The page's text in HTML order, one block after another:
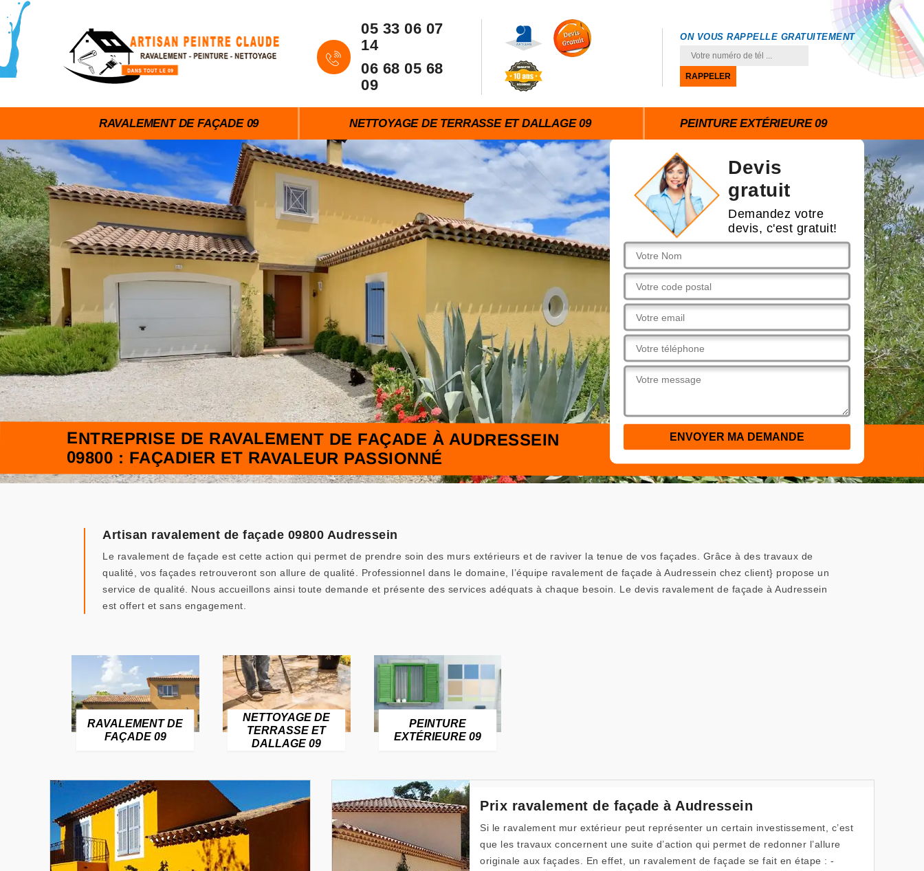
05 33 06 07
14
06 68 05 68
09
ON VOUS RAPPELLE GRATUITEMENT
RAVALEMENT DE FAÇADE 09 NETTOYAGE DE TERRASSE ET DALLAGE 09 PEINTURE EXTÉRIEURE 09
Devis
gratuit
Demandez votre
devis, c'est gratuit!
ENTREPRISE DE RAVALEMENT DE FAÇADE À AUDRESSEIN
09800 : FAÇADIER ET RAVALEUR PASSIONNÉ
Artisan ravalement de façade 09800 Audressein
Le ravalement de façade est cette action qui permet de prendre soin des murs extérieurs et de raviver la tenue de vos façades. Grâce à des travaux de
qualité, vos façades retrouveront son allure de qualité. Professionnel dans le domaine, l’équipe ravalement de façade à Audressein chez client} propose un
service de qualité. Nous accueillons ainsi toute demande et présente des services adéquats à chaque besoin. Le devis ravalement de façade à Audressein
est offert et sans engagement.
RAVALEMENT DE
FAÇADE 09
NETTOYAGE DE
TERRASSE ET
DALLAGE 09
PEINTURE
EXTÉRIEURE 09
Prix ravalement de façade à Audressein
Si le ravalement mur extérieur peut représenter un certain investissement, c’est
que les travaux concernent une suite d’action qui permet de redonner l’allure
originale aux façades. En effet, un ravalement de façade se fait en étape : -